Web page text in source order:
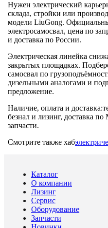
Нужен электрический
склада, стройки или
модели LiuGong.
электросамосвал, цена по
и доставка по России.
Электрическая линейка
закрытых площадках.
самосвал по
дизельными аналогами и
предложение.
Наличие, оплата и доставка:
безнал и лизинг, доставка
запчасти.
Смотрите также хаб
Каталог
О компании
Лизинг
Сервис
Оборудование
Запчасти